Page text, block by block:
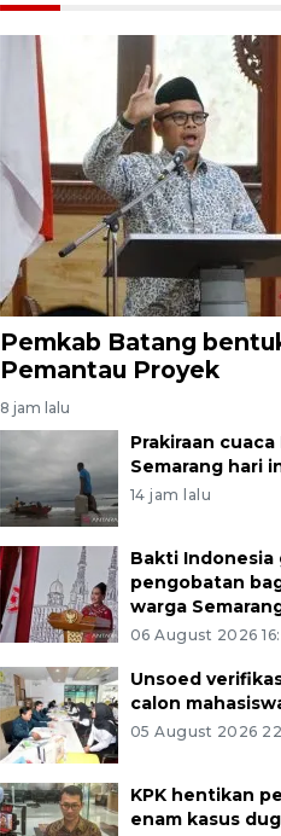
Pemkab Batang
Pemantau Proyek
8 jam lalu
Prakiraan cuaca
Semarang hari
14 jam lalu
Bakti Indonesia
pengobatan
warga
06 August 2026
Unsoed
calon
05 August 2026
KPK hentikan
enam kasus